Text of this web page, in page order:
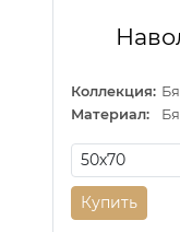
Коллекция:
Материал:
Купить